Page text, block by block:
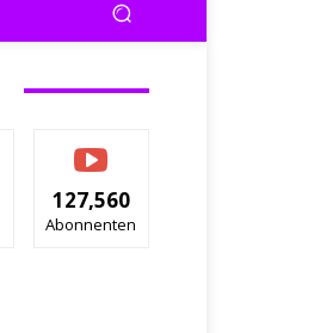
127,560
Abonnenten